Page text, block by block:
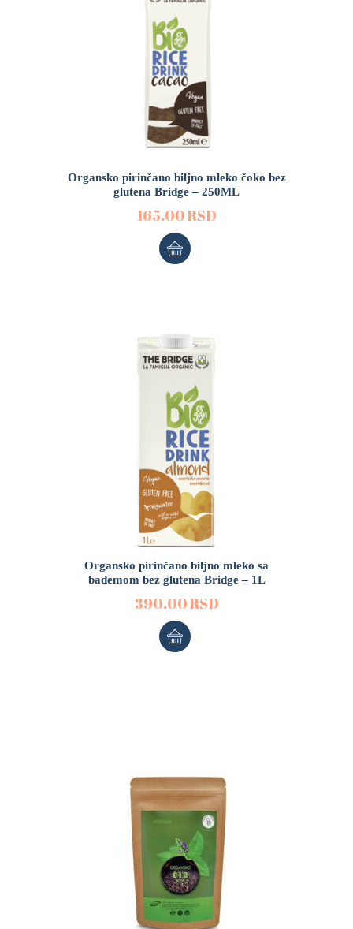
Organsko pirinčano biljno mleko čoko bez
glutena Bridge – 250ML
165.00RSD
Organsko pirinčano biljno mleko sa
bademom bez glutena Bridge – 1L
390.00RSD